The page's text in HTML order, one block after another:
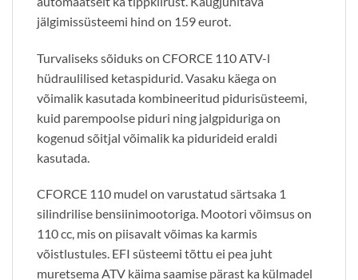
jälgimissüsteemi hind on 159 eurot.
Turvaliseks sõiduks on CFORCE 110 ATV-l
hüdraulilised ketaspidurid. Vasaku käega on
võimalik kasutada kombineeritud pidurisüsteemi,
kuid parempoolse piduri ning jalgpiduriga on
kogenud sõitjal võimalik ka pidurideid eraldi
kasutada.
CFORCE 110 mudel on varustatud särtsaka 1
silindrilise bensiinimootoriga. Mootori võimsus on
110 cc, mis on piisavalt võimas ka karmis
võistlustules. EFI süsteemi tõttu ei pea juht
muretsema ATV käima saamise pärast ka külmadel